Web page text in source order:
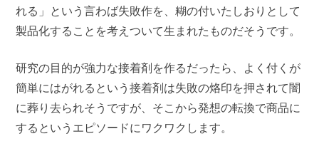
れる」という言わば失敗作を、糊の付いたしおりとして
製品化することを考えついて生まれたものだそうです。
研究の目的が強力な接着剤を作るだったら、よく付くが
簡単にはがれるという接着剤は失敗の烙印を押されて闇
に葬り去られそうですが、そこから発想の転換で商品に
するというエピソードにワクワクします。